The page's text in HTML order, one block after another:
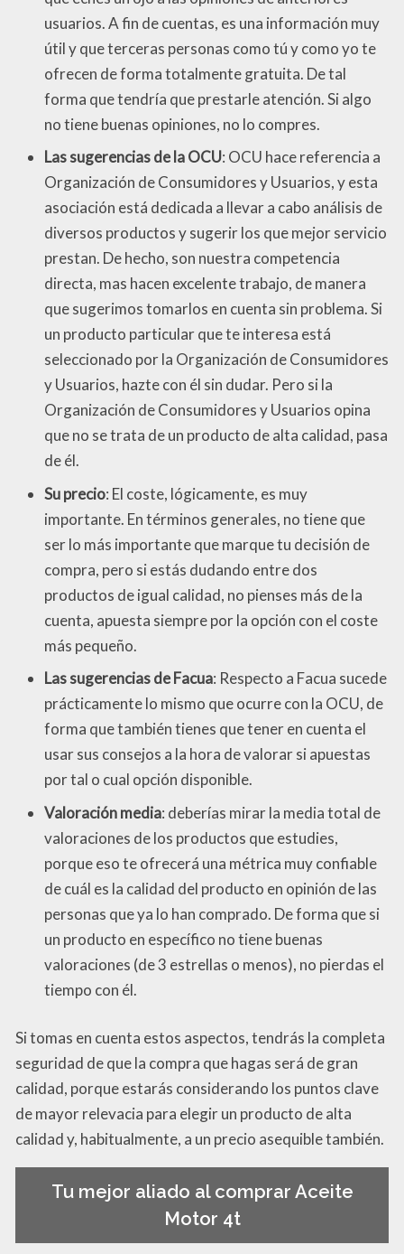
usuarios. A fin de cuentas, es una información muy
útil y que terceras personas como tú y como yo te
ofrecen de forma totalmente gratuita. De tal
forma que tendría que prestarle atención. Si algo
no tiene buenas opiniones, no lo compres.
Las sugerencias de la OCU: OCU hace referencia a
Organización de Consumidores y Usuarios, y esta
asociación está dedicada a llevar a cabo análisis de
diversos productos y sugerir los que mejor servicio
prestan. De hecho, son nuestra competencia
directa, mas hacen excelente trabajo, de manera
que sugerimos tomarlos en cuenta sin problema. Si
un producto particular que te interesa está
seleccionado por la Organización de Consumidores
y Usuarios, hazte con él sin dudar. Pero si la
Organización de Consumidores y Usuarios opina
que no se trata de un producto de alta calidad, pasa
de él.
Su precio: El coste, lógicamente, es muy
importante. En términos generales, no tiene que
ser lo más importante que marque tu decisión de
compra, pero si estás dudando entre dos
productos de igual calidad, no pienses más de la
cuenta, apuesta siempre por la opción con el coste
más pequeño.
Las sugerencias de Facua: Respecto a Facua sucede
prácticamente lo mismo que ocurre con la OCU, de
forma que también tienes que tener en cuenta el
usar sus consejos a la hora de valorar si apuestas
por tal o cual opción disponible.
Valoración media: deberías mirar la media total de
valoraciones de los productos que estudies,
porque eso te ofrecerá una métrica muy confiable
de cuál es la calidad del producto en opinión de las
personas que ya lo han comprado. De forma que si
un producto en específico no tiene buenas
valoraciones (de 3 estrellas o menos), no pierdas el
tiempo con él.
Si tomas en cuenta estos aspectos, tendrás la completa
seguridad de que la compra que hagas será de gran
calidad, porque estarás considerando los puntos clave
de mayor relevacia para elegir un producto de alta
calidad y, habitualmente, a un precio asequible también.
Tu mejor aliado al comprar Aceite
Motor 4t